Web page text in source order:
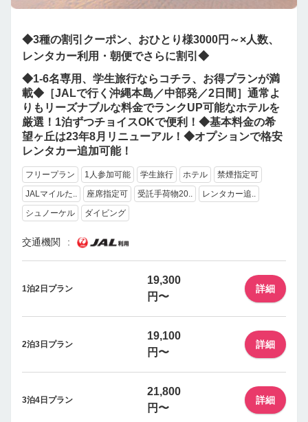
◆3種の割引クーポン、おひとり様3000円～×人数、
レンタカー利用・朝便でさらに割引◆
◆1-6名専用、学生旅行ならコチラ、お得プランが満
載◆［JALで行く沖縄本島／中部発／2日間］通常よ
りもリーズナブルな料金でランクUP可能なホテルを
厳選！1泊ずつチョイスOKで便利！◆基本料金の希
望ヶ丘は23年8月リニューアル！◆オプションで格安
レンタカー追加可能！
フリープラン 1人参加可能 学生旅行 ホテル
禁煙指定可
JALマイルた..
座席指定可 受託手荷物20..
レンタカー追..
シュノーケル
ダイビング
交通機関
1泊2日プラン
19,300
円〜
詳細
2泊3日プラン
19,100
円〜
詳細
3泊4日プラン
21,800
円〜
詳細